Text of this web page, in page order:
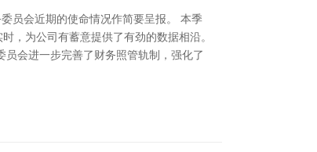
员会近期的使命情况作简要呈报。 本季
，为公司有蓄意提供了有劲的数据相沿。
会进一步完善了财务照管轨制，强化了